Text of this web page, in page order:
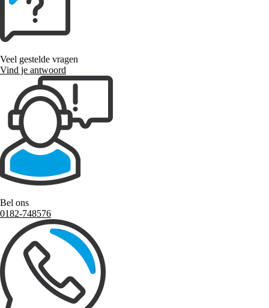
Veel gestelde vragen
Vind je antwoord
Bel ons
0182-748576